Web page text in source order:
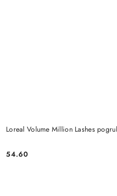
Loreal Volume Million Lashes
Cena:
54.60